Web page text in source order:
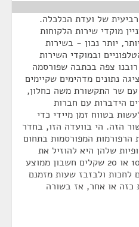
של ועדת הכלכלה.
מוקדי שירות הלקוחות
יותר נכון - בשירות
ובמוקדי השירות
רובנו צפה בכתבה שפורסמה
"חיסכון" בערוץ 2 שהציגה נתונים מדהימים שקיימים
שר התקשורת משה כחלון,
הידברות עם חברות
בטווח זמן מיידי כדי
הזה. הי בוועדה הזו, בחדר
הרפורמות המפורסמות בתחום
שלהן היא להוזיל את
החשבון ללקוח. אם הוזלנו ב-10 או 20 שקלים חשבון ממוצע
לחכות ולבזבז שעות מזמנם
כזה או אחר, אז בשורה